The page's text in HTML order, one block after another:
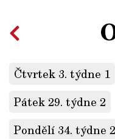
Čtvrtek 3. týdne 1
Pátek 29. týdne 2
Pondělí 34. týdne 2